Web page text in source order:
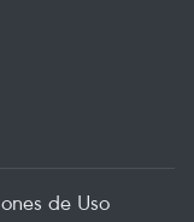
de Uso